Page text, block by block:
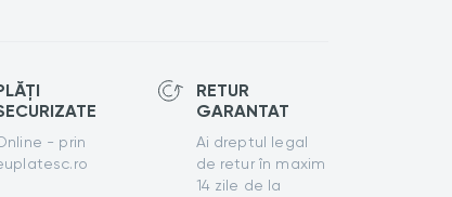
- prin
RETUR
GARANTAT
Ai dreptul legal
de retur în maxim
14 zile de la